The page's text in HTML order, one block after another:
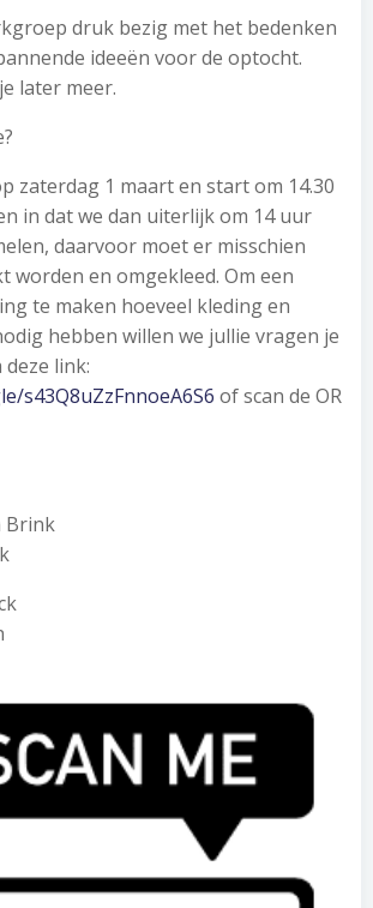
druk bezig met het bedenken
ideeën voor de optocht.
later meer.
zaterdag 1 maart en start om 14.30
in dat we dan uiterlijk om 14 uur
daarvoor moet er misschien
worden en omgekleed. Om een
te maken hoeveel kleding en
hebben willen we jullie vragen je
link:
s43Q8uZzFnnoeA6S6 of scan de OR
Brink